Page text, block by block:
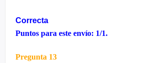
Correcta
Puntos para este envío: 1/1.
Pregunta 13